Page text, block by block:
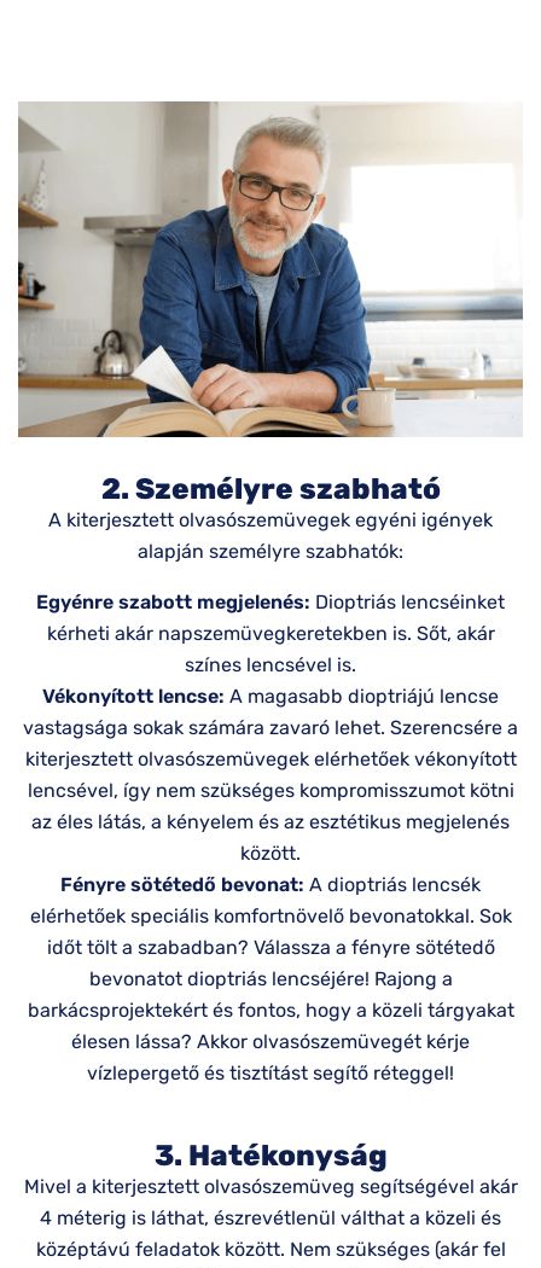
2. Személyre szabható
A kiterjesztett olvasószemüvegek egyéni igények
alapján személyre szabhatók:
Egyénre szabott megjelenés: Dioptriás lencséinket
kérheti akár napszemüvegkeretekben is. Sőt, akár
színes lencsével is.
Vékonyított lencse: A magasabb dioptriájú lencse
vastagsága sokak számára zavaró lehet. Szerencsére a
kiterjesztett olvasószemüvegek elérhetőek vékonyított
lencsével, így nem szükséges kompromisszumot kötni
az éles látás, a kényelem és az esztétikus megjelenés
között.
Fényre sötétedő bevonat: A dioptriás lencsék
elérhetőek speciális komfortnövelő bevonatokkal. Sok
időt tölt a szabadban? Válassza a fényre sötétedő
bevonatot dioptriás lencséjére! Rajong a
barkácsprojektekért és fontos, hogy a közeli tárgyakat
élesen lássa? Akkor olvasószemüvegét kérje
vízlepergető és tisztítást segítő réteggel!
3. Hatékonyság
Mivel a kiterjesztett olvasószemüveg segítségével akár
4 méterig is láthat, észrevétlenül válthat a közeli és
középtávú feladatok között. Nem szükséges (akár fel